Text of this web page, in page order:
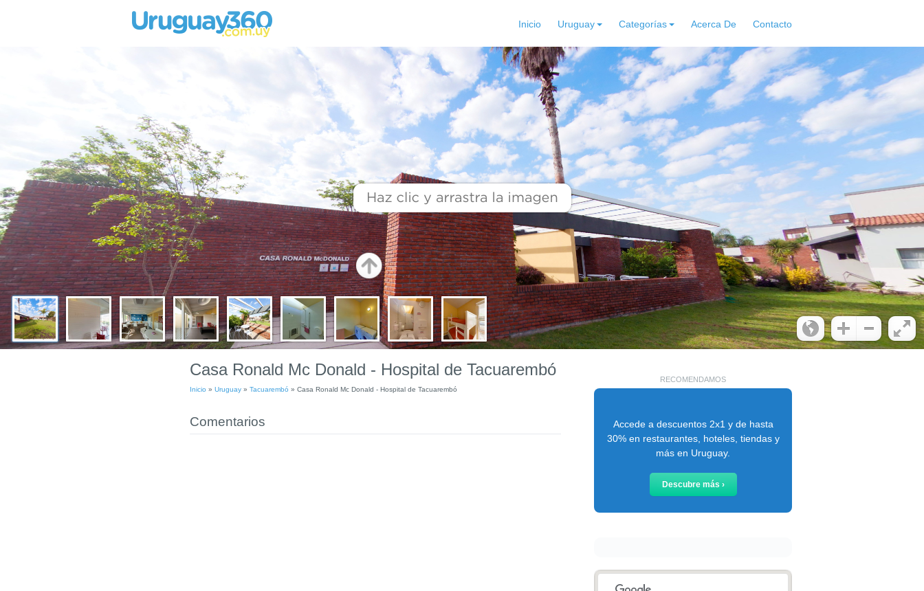
Inicio Uruguay Categorías Acerca De Contacto
Casa Ronald Mc Donald - Hospital de Tacuarembó
Inicio » Uruguay » Tacuarembó » Casa Ronald Mc Donald - Hospital de Tacuarembó
Comentarios
RECOMENDAMOS
Accede a descuentos 2x1 y de hasta
30% en restaurantes, hoteles, tiendas y
más en Uruguay.
Descubre más ›